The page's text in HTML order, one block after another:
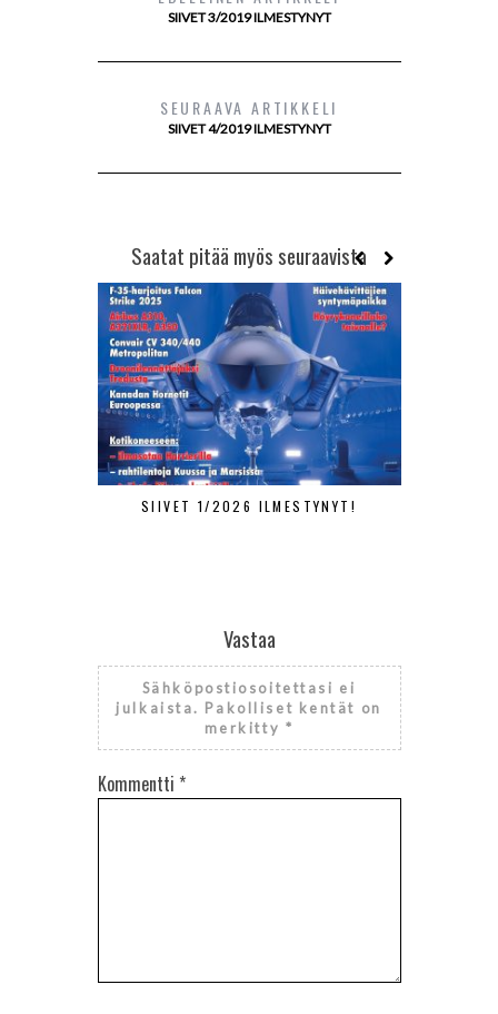
SIIVET 3/2019 ILMESTYNYT
SEURAAVA ARTIKKELI
SIIVET 4/2019 ILMESTYNYT
Saatat pitää myös seuraavista
SIIVET 1/2026 ILMESTYNYT!
Vastaa
Sähköpostiosoitettasi ei
julkaista. Pakolliset kentät on
merkitty *
Kommentti *